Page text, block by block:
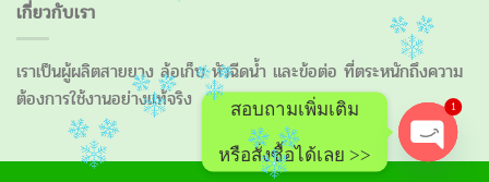
เกี่ยวกับเรา
เราเป็นผู้ผลิตสายยาง ล้อเก็บ หัวฉีดน้ำ และข้อต่อ ที่ตระหนักถึงความ
ต้องการใช้งานอย่างแท้จริง
สอบถามเพิ่มเติม
หรือสั่งซื้อได้เลย >>
1